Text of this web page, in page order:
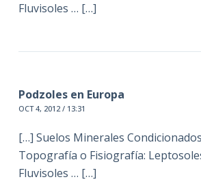
Fluvisoles … […]
Podzoles en Europa
OCT 4, 2012 / 13:31
[…] Suelos Minerales
Topografía o Fisiografía:
Fluvisoles … […]